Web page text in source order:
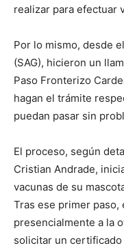
realizar para efectuar
Por lo mismo, desde
(SAG), hicieron un
Paso Fronterizo
hagan el trámite
puedan pasar sin
El proceso, según
Cristian Andrade,
vacunas de su
Tras ese primer
presencialmente a la
solicitar un